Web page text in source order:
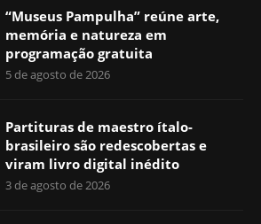
“Museus Pampulha” reúne arte,
memória e natureza em
programação gratuita
5 de agosto de 2026
Partituras de maestro ítalo-
brasileiro são redescobertas e
viram livro digital inédito
3 de agosto de 2026